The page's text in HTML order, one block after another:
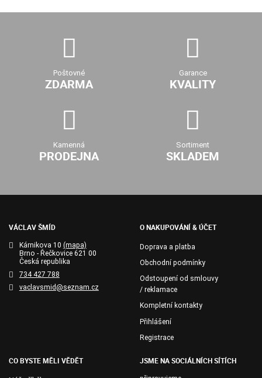
Poštovné
ZDARMA
Garance
KVALITY
Kamenná
PRODEJNA
Sortiment
SKLADEM
VÁCLAV ŠMÍD
Kárnikova 10 (mapa)
Brno - Řečkovice 621 00
Česká republika
734 427 788
vaclavsmid@seznam.cz
O NAKUPOVÁNÍ & ÚČET
Doprava a platba
Obchodní podmínky
Odstoupení od smlouvy
/ reklamace
Kompletní kontakty
Přihlášení
Registrace
CO BYSTE MĚLI VĚDĚT JSME NA SOCIÁLNÍCH SÍTÍCH